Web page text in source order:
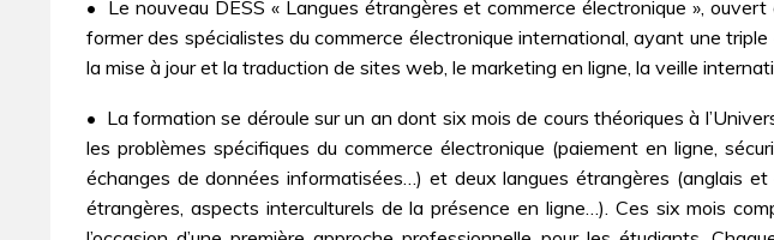
• Le nouveau DESS « Langues étrangères et commerce électronique »,
former des spécialistes du commerce électronique international, ayant une
la mise à jour et la traduction de sites web, le marketing en ligne, la veille
• La formation se déroule sur un an dont six mois de cours théoriques à
les problèmes spécifiques du commerce électronique (paiement en ligne,
échanges de données informatisées…) et deux langues étrangères (anglais
étrangères, aspects interculturels de la présence en ligne…). Ces six mois